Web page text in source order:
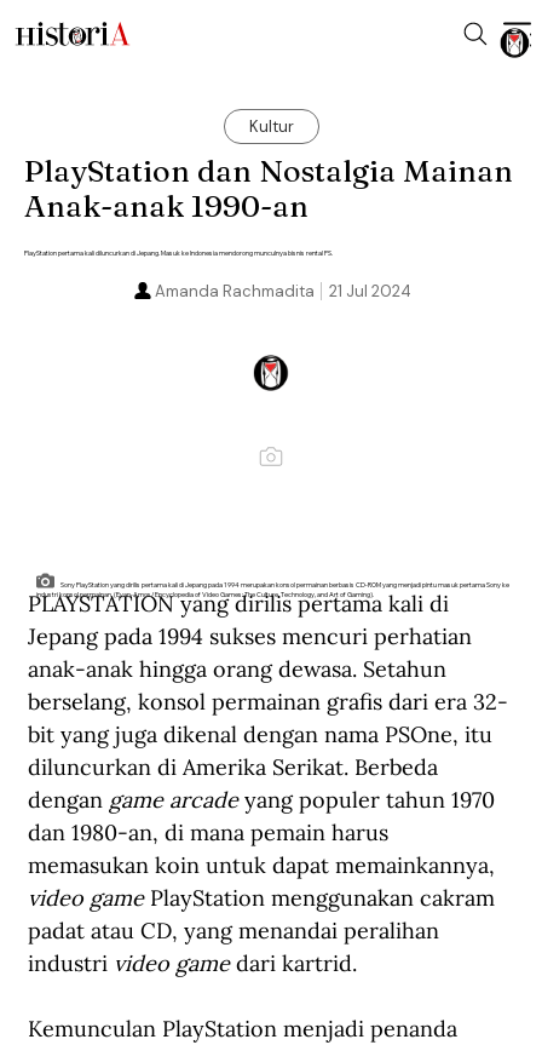
Kultur
PlayStation dan Nostalgia Mainan
Anak-anak 1990-an
PlayStation pertama kali diluncurkan di Jepang. Masuk ke Indonesia mendorong munculnya bisnis rental PS.
21 Jul 2024
Amanda Rachmadita
Sony PlayStation yang dirilis pertama kali di Jepang pada 1994 merupakan konsol permainan berbasis CD-ROM yang menjadi pintu masuk pertama Sony ke
industri konsol permainan. (Evan-Amos/Encyclopedia of Video Games: The Culture, Technology, and Art of Gaming).
PLAYSTATION yang dirilis pertama kali di
Jepang pada 1994 sukses mencuri perhatian
anak-anak hingga orang dewasa. Setahun
berselang, konsol permainan grafis dari era 32-
bit yang juga dikenal dengan nama PSOne, itu
diluncurkan di Amerika Serikat. Berbeda
dengan game arcade yang populer tahun 1970
dan 1980-an, di mana pemain harus
memasukan koin untuk dapat memainkannya,
video game PlayStation menggunakan cakram
padat atau CD, yang menandai peralihan
industri video game dari kartrid.
Kemunculan PlayStation menjadi penanda